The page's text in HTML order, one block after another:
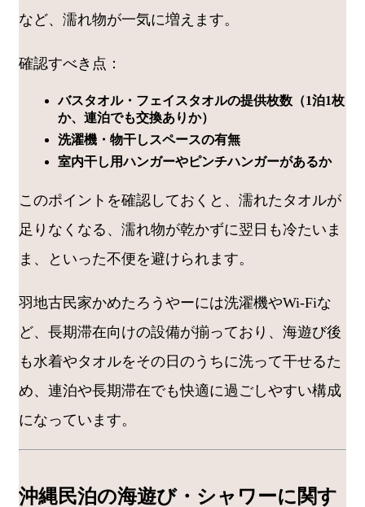
など、濡れ物が一気に増えます。
確認すべき点：
バスタオル・フェイスタオルの提供枚数（1泊1枚
か、連泊でも交換ありか）
洗濯機・物干しスペースの有無
室内干し用ハンガーやピンチハンガーがあるか
このポイントを確認しておくと、濡れたタオルが
足りなくなる、濡れ物が乾かずに翌日も冷たいま
ま、といった不便を避けられます。
羽地古民家かめたろうやーには洗濯機やWi-Fiな
ど、長期滞在向けの設備が揃っており、海遊び後
も水着やタオルをその日のうちに洗って干せるた
め、連泊や長期滞在でも快適に過ごしやすい構成
になっています。
沖縄民泊の海遊び・シャワーに関す